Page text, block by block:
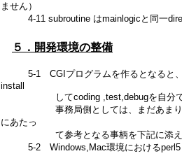
ません）
4-11 subroutine はmainlogicと同一
５．開発環境の整備
5-1 CGIプログラムを作るとなると、
install
してcoding ,test,debugを自分でや
事務局側としては、まだあまりお
にあたっ
て参考となる事柄を下記に添え
5-2 Windows,Mac環境におけるperl5